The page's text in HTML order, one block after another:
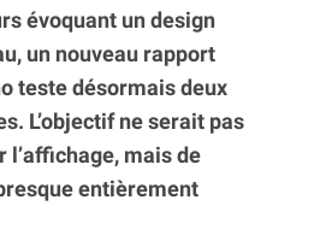
évoquant un design
un nouveau rapport
teste désormais deux
L’objectif ne serait pas
l’affichage, mais de
entièrement